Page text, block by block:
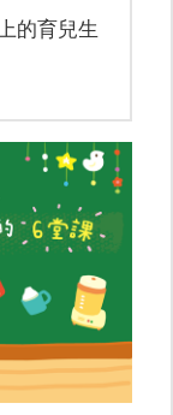
的育兒生